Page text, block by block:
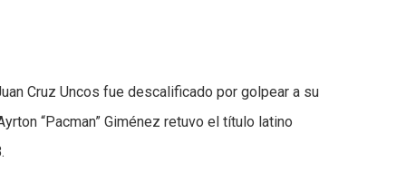
Cruz Uncos fue descalificado por golpear a su
“Pacman” Giménez retuvo el título latino